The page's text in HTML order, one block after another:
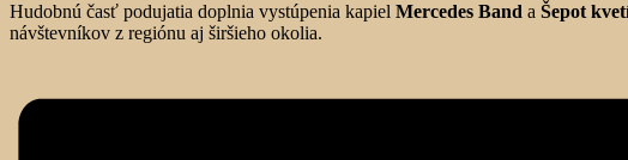
Hudobnú časť podujatia doplnia vystúpenia kapiel Mercedes Band a Šepot
návštevníkov z regiónu aj širšieho okolia.